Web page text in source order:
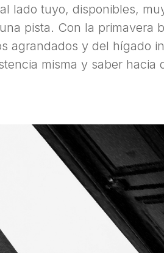
lado tuyo, disponibles,
pista. Con la primavera
agrandados y del hígado
misma y saber